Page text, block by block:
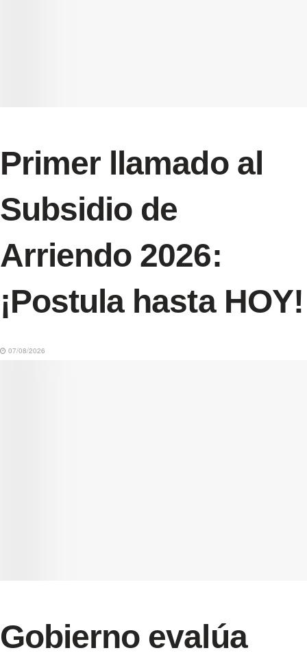
Primer llamado al
Subsidio de
Arriendo 2026:
¡Postula hasta HOY!
07/08/2026
Gobierno evalúa